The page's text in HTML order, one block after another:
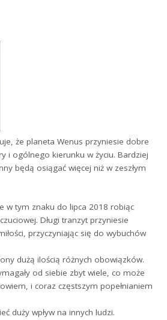
że planeta Wenus przyniesie dobre
i ogólnego kierunku w życiu. Bardziej
będą osiągać więcej niż w zeszłym
w tym znaku do lipca 2018 robiąc
Długi tranzyt przyniesie
przyczyniając się do wybuchów
dużą ilością różnych obowiązków.
od siebie zbyt wiele, co może
i coraz częstszym popełnianiem
duży wpływ na innych ludzi.